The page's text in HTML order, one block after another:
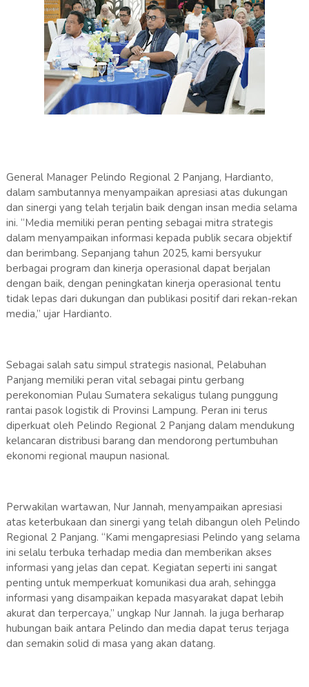
General Manager Pelindo Regional 2 Panjang, Hardianto,
dalam sambutannya menyampaikan apresiasi atas dukungan
dan sinergi yang telah terjalin baik dengan insan media selama
ini. “Media memiliki peran penting sebagai mitra strategis
dalam menyampaikan informasi kepada publik secara objektif
dan berimbang. Sepanjang tahun 2025, kami bersyukur
berbagai program dan kinerja operasional dapat berjalan
dengan baik, dengan peningkatan kinerja operasional tentu
tidak lepas dari dukungan dan publikasi positif dari rekan-rekan
media,” ujar Hardianto.
Sebagai salah satu simpul strategis nasional, Pelabuhan
Panjang memiliki peran vital sebagai pintu gerbang
perekonomian Pulau Sumatera sekaligus tulang punggung
rantai pasok logistik di Provinsi Lampung. Peran ini terus
diperkuat oleh Pelindo Regional 2 Panjang dalam mendukung
kelancaran distribusi barang dan mendorong pertumbuhan
ekonomi regional maupun nasional.
Perwakilan wartawan, Nur Jannah, menyampaikan apresiasi
atas keterbukaan dan sinergi yang telah dibangun oleh Pelindo
Regional 2 Panjang. “Kami mengapresiasi Pelindo yang selama
ini selalu terbuka terhadap media dan memberikan akses
informasi yang jelas dan cepat. Kegiatan seperti ini sangat
penting untuk memperkuat komunikasi dua arah, sehingga
informasi yang disampaikan kepada masyarakat dapat lebih
akurat dan terpercaya,” ungkap Nur Jannah. Ia juga berharap
hubungan baik antara Pelindo dan media dapat terus terjaga
dan semakin solid di masa yang akan datang.